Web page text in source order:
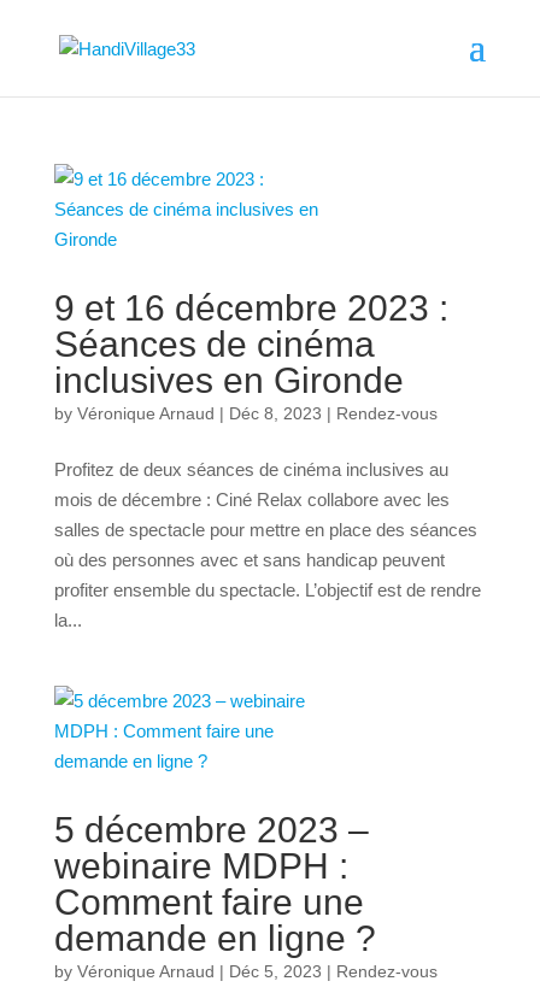
9 et 16 décembre 2023 :
Séances de cinéma
inclusives en Gironde
by Véronique Arnaud | Déc 8, 2023 | Rendez-vous
Profitez de deux séances de cinéma inclusives au
mois de décembre : Ciné Relax collabore avec les
salles de spectacle pour mettre en place des séances
où des personnes avec et sans handicap peuvent
profiter ensemble du spectacle. L’objectif est de rendre
la...
5 décembre 2023 –
webinaire MDPH :
Comment faire une
demande en ligne ?
by Véronique Arnaud | Déc 5, 2023 | Rendez-vous